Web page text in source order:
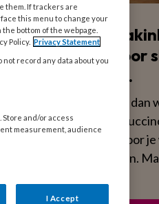
Blijf
scherp voor
per week.
Dat is minder
aan een
voedzamer voor
verplichtingen.
them. If trackers are
this menu to change your
bottom of the webpage.
Policy. Privacy Statement
record any data about you
and/or access
measurement, audience
I Accept